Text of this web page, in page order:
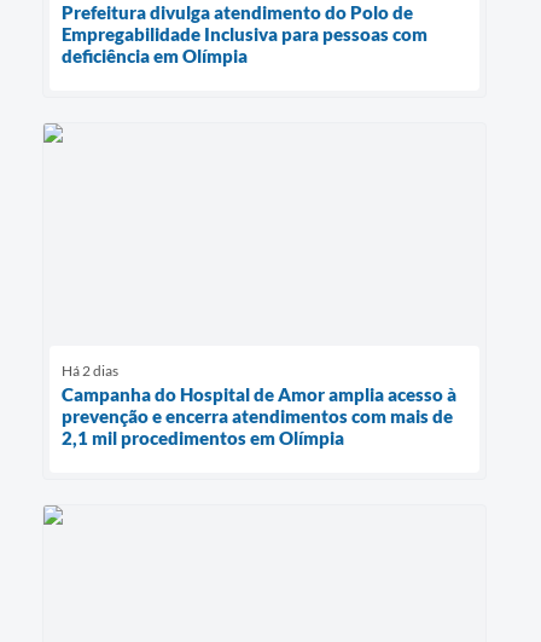
Prefeitura divulga atendimento do Polo de
Empregabilidade Inclusiva para pessoas com
deficiência em Olímpia
Há 2 dias
Campanha do Hospital de Amor amplia acesso à
prevenção e encerra atendimentos com mais de
2,1 mil procedimentos em Olímpia